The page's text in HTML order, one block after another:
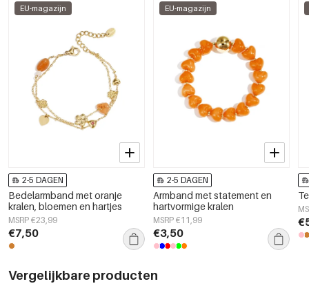
EU-magazijn
2-5 DAGEN
Bedelarmband met oranje
kralen, bloemen en hartjes
MSRP €23,99
€7,50
EU-magazijn
2-5 DAGEN
Armband met statement en
hartvormige kralen
MSRP €11,99
€3,50
Vergelijkbare producten